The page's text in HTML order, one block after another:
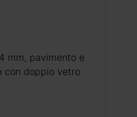
mm, pavimento e
con doppio vetro